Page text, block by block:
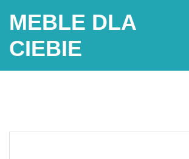
MEBLE DLA
CIEBIE